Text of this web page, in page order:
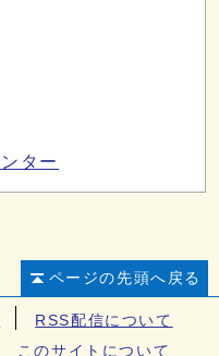
ター
ページの先頭へ戻る
RSS配信について
このサイトについて